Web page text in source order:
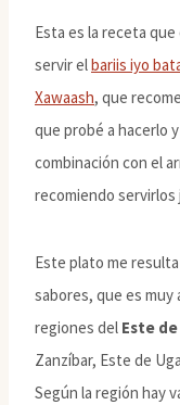
Esta es la receta
servir elbariis iyo
Xawaash, que
que probé a hacerlo
combinación con el
recomiendo servirlos
Este plato me
sabores, que es muy
regiones del Este
Zanzíbar, Este de
Según la región hay